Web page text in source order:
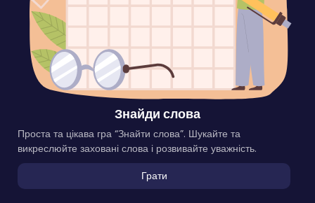
Знайди слова
Проста та цікава гра “Знайти слова”. Шукайте та
викреслюйте заховані слова і розвивайте уважність.
Грати